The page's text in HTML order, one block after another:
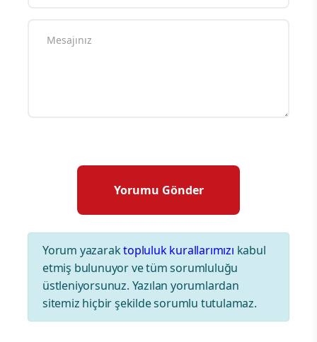
Yorum yazaraktopluluk kurallarımızı kabul
etmiş bulunuyor ve tüm sorumluluğu
üstleniyorsunuz. Yazılan yorumlardan
sitemiz hiçbir şekilde sorumlu tutulamaz.